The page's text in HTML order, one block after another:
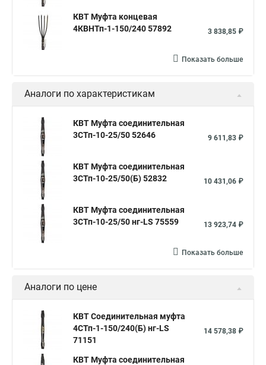
КВТ Муфта концевая
4КВНТп-1-150/240 57892
3 838,85 ₽
Показать больше
Аналоги по характеристикам
КВТ Муфта соединительная
3СТп-10-25/50 52646
9 611,83 ₽
КВТ Муфта соединительная
3СТп-10-25/50(Б) 52832
10 431,06 ₽
КВТ Муфта соединительная
3СТп-10-25/50 нг-LS 75559
13 923,74 ₽
Показать больше
Аналоги по цене
КВТ Соединительная муфта
4СТп-1-150/240(Б) нг-LS
71151
14 578,38 ₽
КВТ Муфта соединительная